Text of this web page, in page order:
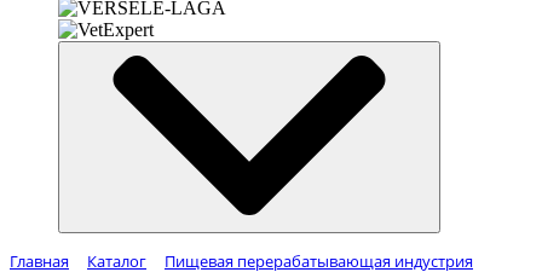
Главная Каталог
Пищевая перерабатывающая индустрия